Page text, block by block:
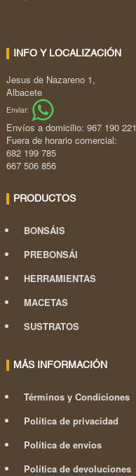
INFO Y LOCALIZACIÓN
Jesus de Nazareno 1,
Albacete
Enviar:
Envíos a domicilio: 967 190 221
Fuera de horario comercial:
682 199 785
667 506 856
PRODUCTOS
BONSÁIS
PREBONSÁI
HERRAMIENTAS
MACETAS
SUSTRATOS
MÁS INFORMACIÓN
Términos y Condiciones
Política de privacidad
Política de envíos
Política de devoluciones